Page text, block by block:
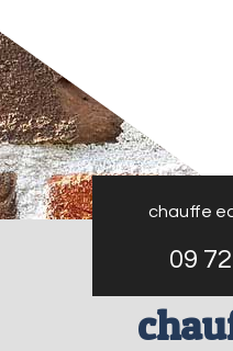
chauffe
09